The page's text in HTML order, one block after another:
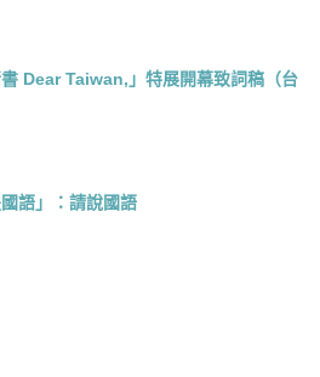
書 Dear Taiwan,」特展開幕致詞稿（台
國語」：請說國語